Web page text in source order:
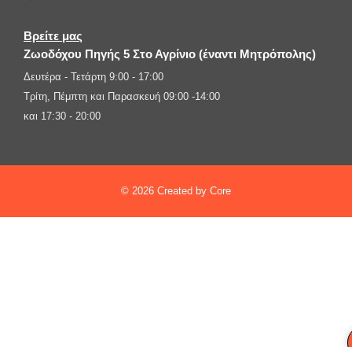
Βρείτε μας
Ζωοδόχου Πηγής 5 Στο Αγρίνιο (έναντι Μητρόπολης)
Δευτέρα - Τετάρτη 9:00 - 17:00
Τρίτη, Πέμπτη και Παρασκευή 09:00 -14:00
και 17:30 - 20:00
© 2026 Created by Core